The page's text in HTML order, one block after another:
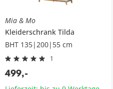
Mia & Mo
Kleiderschrank Tilda
BHT 135|200|55 cm
1
499,-